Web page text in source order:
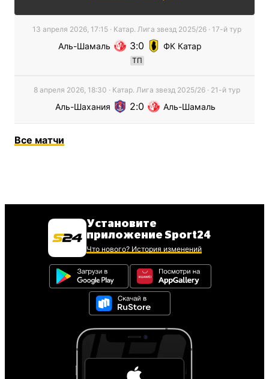
13 апреля 2026, 17:15 · Катар. Лига звезд 2025/26 · 17-й тур
Аль-Шамаль 3 0 ФК Катар
ТП
8 апреля 2026, 18:30 · Катар. Лига звезд 2025/26 · 21-й тур
Аль-Шахания 2 0 Аль-Шамаль
Все матчи
Установите
приложение Sport24
Что нового? История изменений